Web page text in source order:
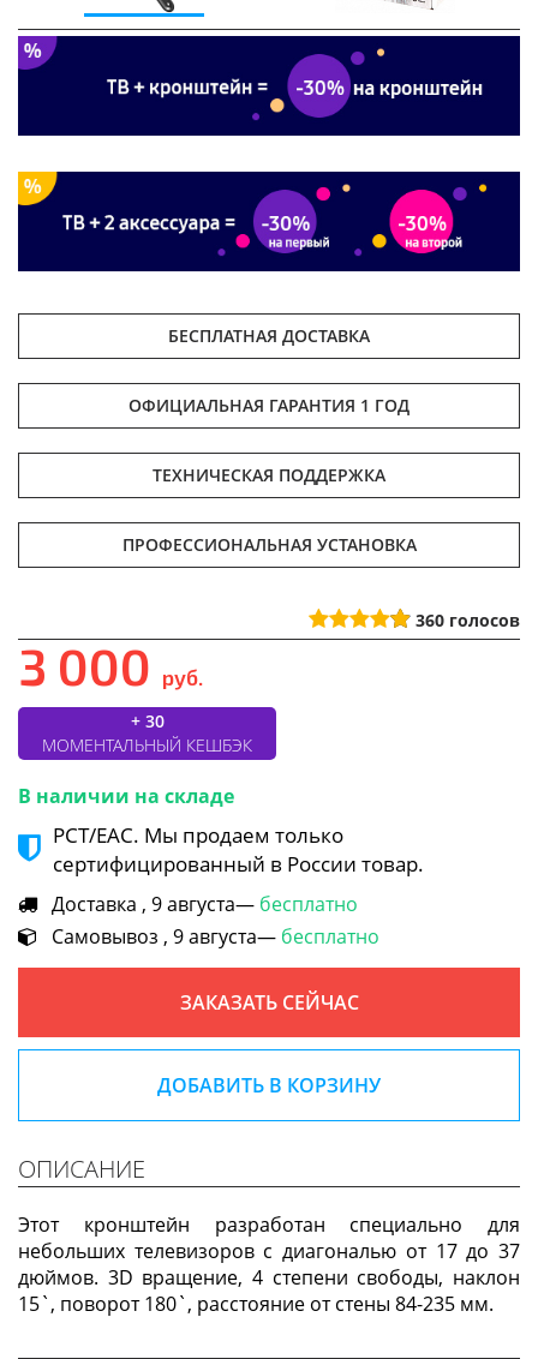
БЕСПЛАТНАЯ ДОСТАВКА
ОФИЦИАЛЬНАЯ ГАРАНТИЯ 1 ГОД
ТЕХНИЧЕСКАЯ ПОДДЕРЖКА
ПРОФЕССИОНАЛЬНАЯ УСТАНОВКА
360 голосов
3 000 руб.
+ 30
МОМЕНТАЛЬНЫЙ КЕШБЭК
В наличии на складе
РСТ/ЕАС. Мы продаем только
сертифицированный в России товар.
Доставка , 9 августа— бесплатно
Самовывоз , 9 августа— бесплатно
ЗАКАЗАТЬ СЕЙЧАС
ДОБАВИТЬ В КОРЗИНУ
ОПИСАНИЕ
Этот кронштейн разработан специально для
небольших телевизоров с диагональю от 17 до 37
дюймов. 3D вращение, 4 степени свободы, наклон
15`, поворот 180`, расстояние от стены 84-235 мм.